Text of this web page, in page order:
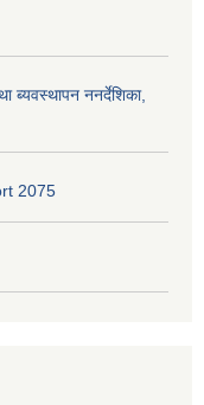
ब्यवस्थापन ननर्देशिका,
2075